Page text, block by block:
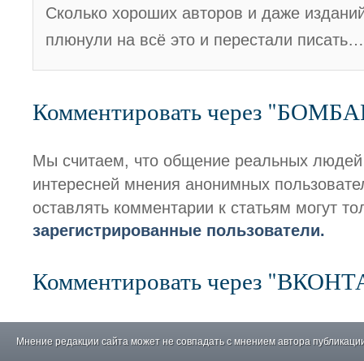
Сколько хороших авторов и даже
плюнули на всё это и перестали писать…
Комментировать через
Мы считаем, что общение реальных
интересней мнения анонимных
оставлять комментарии к статьям могут
зарегистрированные пользователи.
Комментировать через
Мнение редакции сайта может не совпадать с мнением автора